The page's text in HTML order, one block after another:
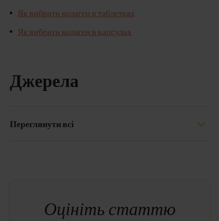
Як вибрати колаген в таблетках
Як вибрати колаген в капсулах
Джерела
Переглянути всі
Оцініть статтю